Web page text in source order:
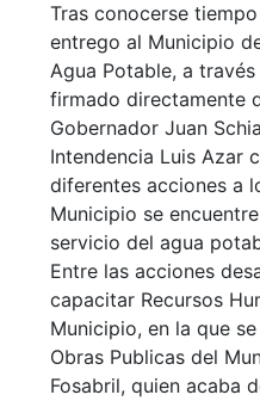
Tras conocerse
entrego al Municipio
Agua Potable, a
firmado directamente
Gobernador Juan
Intendencia Luis Azar
diferentes acciones a
Municipio se
servicio del agua
Entre las acciones
capacitar Recursos
Municipio, en la que
Obras Publicas del
Fosabril, quien acaba